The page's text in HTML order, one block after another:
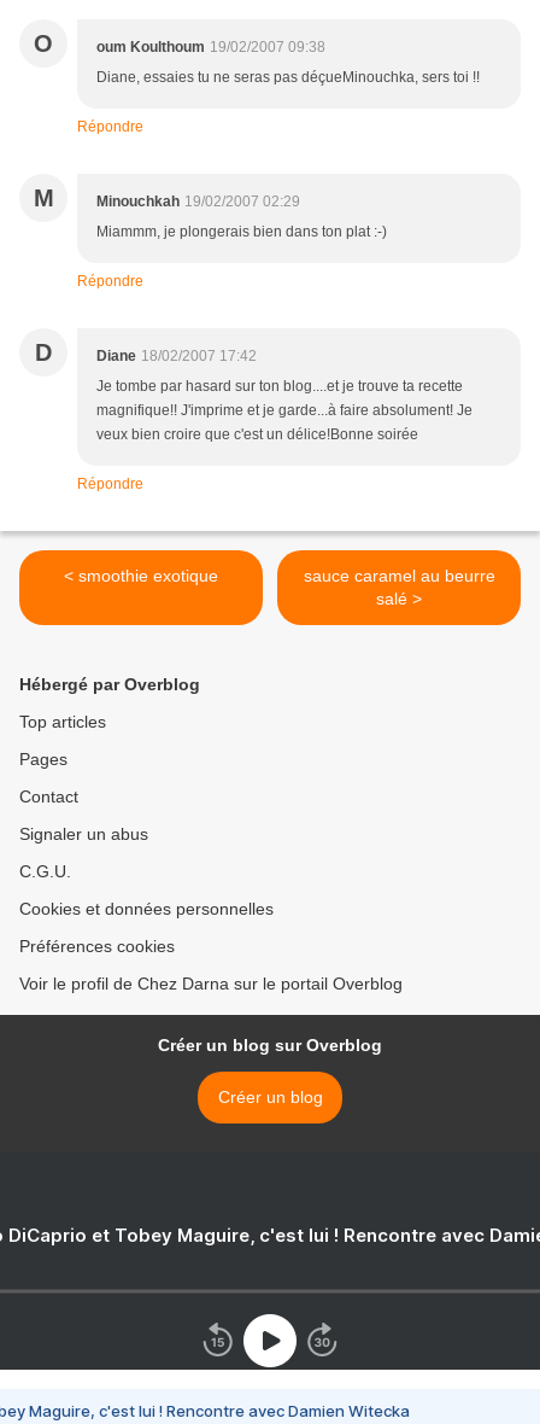
O oum Koulthoum 19/02/2007 09:38
Diane, essaies tu ne seras pas déçueMinouchka, sers toi !!
Répondre
M Minouchkah 19/02/2007 02:29
Miammm, je plongerais bien dans ton plat :-)
Répondre
D Diane 18/02/2007 17:42
Je tombe par hasard sur ton blog....et je trouve ta recette
magnifique!! J'imprime et je garde...à faire absolument! Je
veux bien croire que c'est un délice!Bonne soirée
Répondre
< smoothie exotique
sauce caramel au beurre
salé >
Hébergé par Overblog
Top articles
Pages
Contact
Signaler un abus
C.G.U.
Cookies et données personnelles
Préférences cookies
Voir le profil de Chez Darna sur le portail Overblog
Créer un blog sur Overblog
Créer un blog
DiCaprio et Tobey Maguire, c'est lui ! Rencontre avec
Maguire, c'est lui ! Rencontre avec Damien Witecka